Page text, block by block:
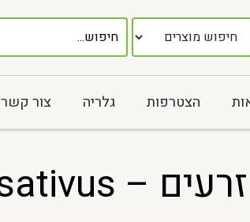
הצטרפות גלריה צור קשר